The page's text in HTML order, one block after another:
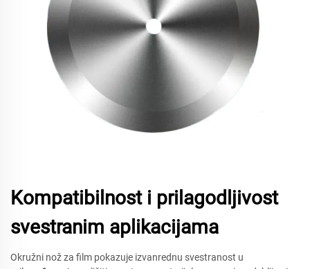
Kompatibilnost i prilagodljivost
svestranim aplikacijama
Okružni nož za film pokazuje izvanrednu svestranost u